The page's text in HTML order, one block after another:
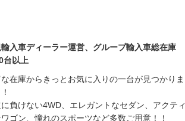
入車ディーラー運営、グループ輸入車総在庫
台以上
在庫からきっとお気に入りの一台が見つかりま
負けない4WD、エレガントなセダン、アクティ
ゴン、憧れのスポーツなど多数ご用意！！